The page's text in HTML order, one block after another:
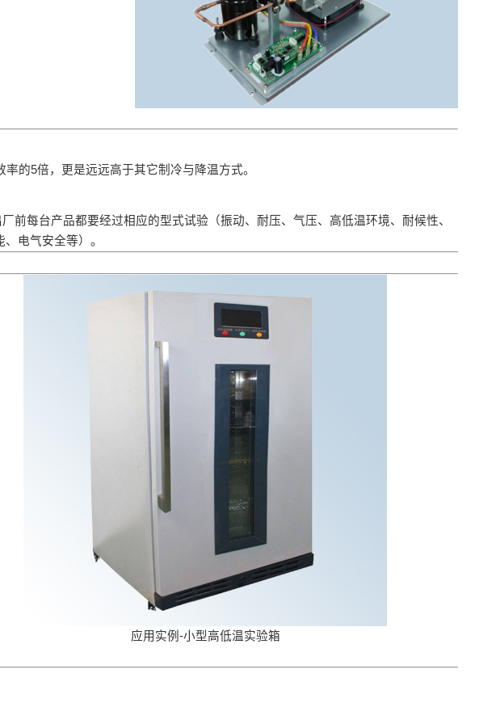
的5倍，更是远远高于其它制冷与降温方式。
前每台产品都要经过相应的型式试验（振动、耐压、气压、高低温环境、耐候性、
电气安全等）。
应用实例-小型高低温实验箱